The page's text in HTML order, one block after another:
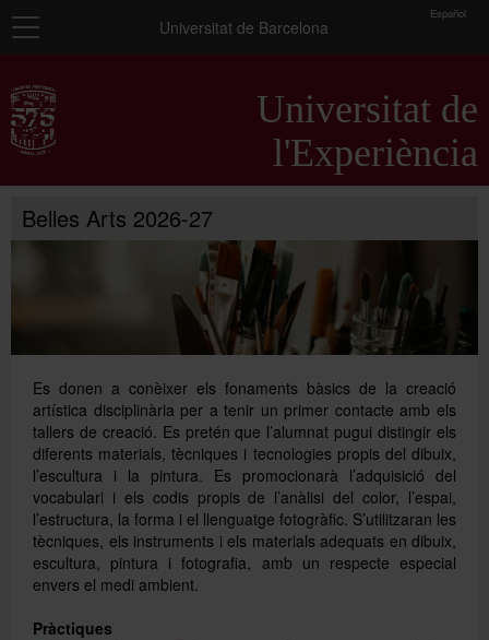
Navegació Universitat de Barcelona
toolbar
Español
Universitat de
l'Experiència
Presentació
Programes universitaris
Seminaris
Activitats complementàries
Belles Arts 2026-27
Es donen a conèixer els fonaments bàsics de la creació
artística disciplinària per a tenir un primer contacte amb els
tallers de creació. Es pretén que l’alumnat pugui distingir els
diferents materials, tècniques i tecnologies propis del dibuix,
l’escultura i la pintura. Es promocionarà l’adquisició del
vocabulari i els codis propis de l’anàlisi del color, l’espai,
l’estructura, la forma i el llenguatge fotogràfic. S’utilitzaran les
tècniques, els instruments i els materials adequats en dibuix,
escultura, pintura i fotografia, amb un respecte especial
envers el medi ambient.
Pràctiques